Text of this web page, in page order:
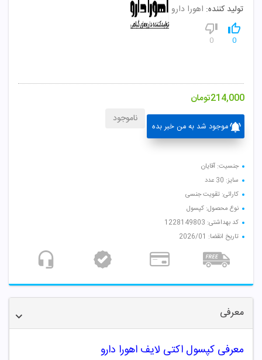
تولید کننده: اهورا دارو
0
0
214,000تومان
موجود شد به من خبر بده
ناموجود
جنسیت: آقایان
سایز: 30 عدد
کارائی: تقویت جنسی
نوع محصول: کپسول
کد بهداشتی: 1228149803
تاریخ انقضا: 2026/01
معرفی
معرفی کپسول اکتی لایف اهورا دارو